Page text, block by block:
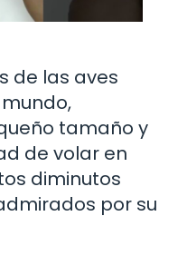
de las aves
tamaño y
de volar en
diminutos
por su